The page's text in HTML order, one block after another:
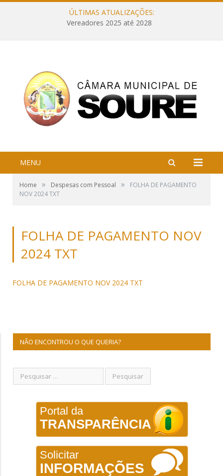
ÚLTIMAS ATUALIZAÇÕES:
Vereadores 2025 até 2028
MENU
Home » Despesas com Pessoal »
FOLHA DE PAGAMENTO
NOV 2024 TXT
FOLHA DE PAGAMENTO NOV
2024 TXT
FOLHA DE PAGAMENTO NOV 2024 TXT
NÃO ENCONTROU O QUE QUERIA?
Portal da
TRANSPARÊNCIA
Solicitar
INFORMAÇÕES